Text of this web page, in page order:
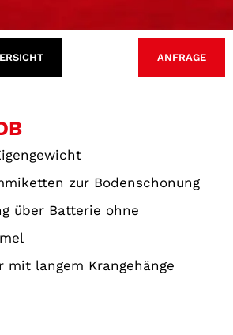
ANFRAGE
zur Bodenschonung
über Batterie ohne
mit langem Krangehänge